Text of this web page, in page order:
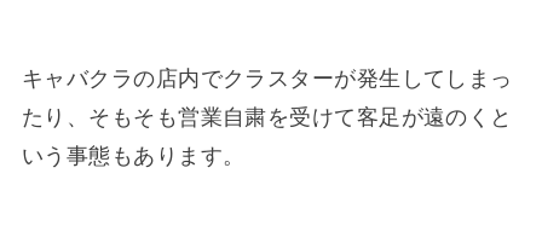
キャバクラの店内でクラスターが発生してしまっ
たり、そもそも営業自粛を受けて客足が遠のくと
いう事態もあります。